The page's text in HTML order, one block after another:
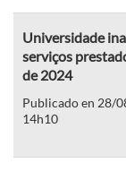
Universidade
serviços
de 2024
Publicado en 28/
14h10